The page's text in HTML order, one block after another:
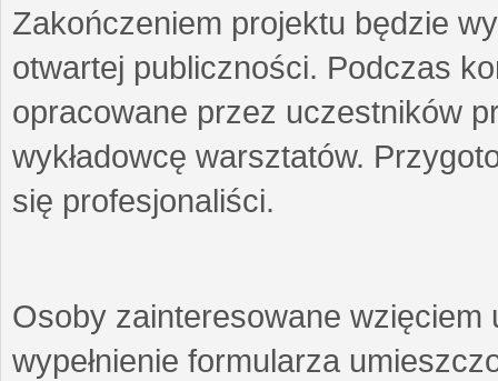
Zakończeniem projektu będzie
otwartej publiczności. Podczas
opracowane przez uczestników
wykładowcę warsztatów.
się profesjonaliści.
Osoby zainteresowane wzięciem
wypełnienie formularza